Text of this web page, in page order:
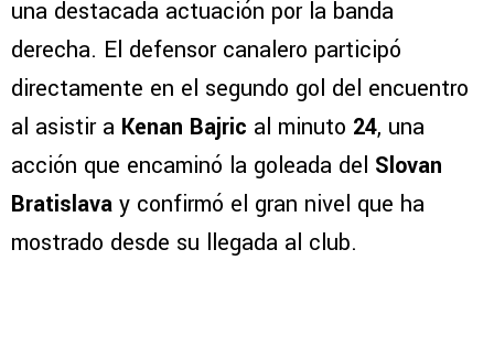
una destacada actuación por la banda
derecha. El defensor canalero participó
directamente en el segundo gol del encuentro
al asistir a Kenan Bajric al minuto 24, una
acción que encaminó la goleada del Slovan
Bratislava y confirmó el gran nivel que ha
mostrado desde su llegada al club.